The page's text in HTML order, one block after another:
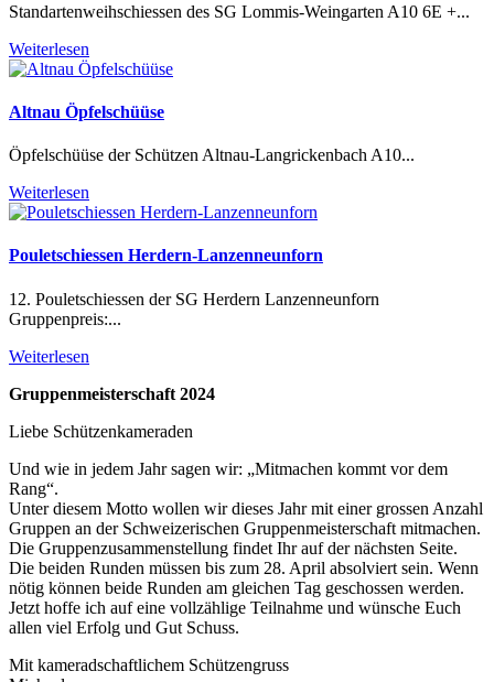
Standartenweihschiessen des SG Lommis-Weingarten A10 6E +...
Weiterlesen
Altnau Öpfelschüüse
Öpfelschüüse der Schützen Altnau-Langrickenbach A10...
Weiterlesen
Pouletschiessen Herdern-Lanzenneunforn
12. Pouletschiessen der SG Herdern Lanzenneunforn
Gruppenpreis:...
Weiterlesen
Gruppenmeisterschaft 2024
Liebe Schützenkameraden
Und wie in jedem Jahr sagen wir: „Mitmachen kommt vor dem
Rang“.
Unter diesem Motto wollen wir dieses Jahr mit einer grossen Anzahl
Gruppen an der Schweizerischen Gruppenmeisterschaft mitmachen.
Die Gruppenzusammenstellung findet Ihr auf der nächsten Seite.
Die beiden Runden müssen bis zum 28. April absolviert sein. Wenn
nötig können beide Runden am gleichen Tag geschossen werden.
Jetzt hoffe ich auf eine vollzählige Teilnahme und wünsche Euch
allen viel Erfolg und Gut Schuss.
Mit kameradschaftlichem Schützengruss